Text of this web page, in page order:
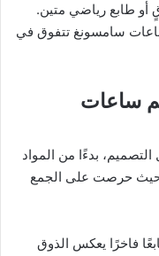
أو طابع رياضي متين.
سامسونغ تتفوق في
ساعات
بدءًا من المواد
حيث حرصت على الجمع
فاخرًا يعكس الذوق